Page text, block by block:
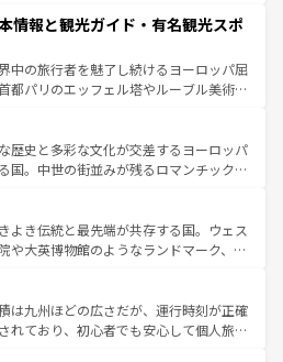
リアで、忘れられない旅をしてみよう！
リア情報は
国では、情熱的なフラメンコ、熱気あふ
美味しいタパスが生活の一部となってい
ドの洗練された雰囲気や、バルセロナの
角から、地方では古代ローマ遺跡や中世
て風土や気候が異なるスペインはその個
性で訪れる人を魅了する。 なお、新着のスペイン情報は コ
照してほしい。
情報と観光ガイド・有名観光スポ
中の旅行者を魅了し続けるヨーロッパ屈
都パリのエッフェル塔やルーブル美術館
詰まっている。華麗な宮殿、歴史的な大
チ、そして豊かな自然が、訪れる者を心
た、フランスは美食の国としても知ら
の発祥地であるランス、プロヴァンスの
ー畑など、多彩な楽しみ方が可能だ。さ
地域にも魅力が溢れており、どの街角に
ぶとそれぞれで全く異なる文化を体験で
だろう。 なお、新着のフランス情報はコンテンツ一覧
。
歴史と多彩な文化が交差するヨーロッパ
国。中世の街並みが残るロマンチック街
、どこを歩いても飽きることがない。ベ
気、バイエルン州のアルプスの絶景、そ
のワイン畑といった風景は必見。ビール
ひ体験してほしい。 なお、新着の
テンツ一覧を参照してほしい。
よき伝統と最先端が共存する国。ウェス
や大英博物館のようなランドマーク、歴
魅力がある。また、優雅なアフタヌーン
きにはたまらない英国パブ、サッカー観
らこそできる体験も豊富。イギリスを旅
は九州ほどの広さだが、運行時刻が正確
れており、初心者でも安心して個人旅行